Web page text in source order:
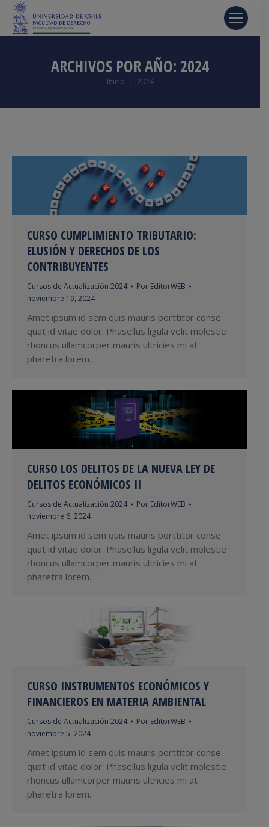
ARCHIVOS POR AÑO: 2024
Estás aquí:
Inicio 2024
CURSO CUMPLIMIENTO TRIBUTARIO:
ELUSIÓN Y DERECHOS DE LOS
CONTRIBUYENTES
Cursos de Actualización 2024 Por EditorWEB
noviembre 19, 2024
Amet ipsum id sem quis mauris porttitor conse
quat id vitae dolor. Phasellus ligula velit molestie
rhoncus ullamcorper mauris ultricies mi at
pharetra lorem.
CURSO LOS DELITOS DE LA NUEVA LEY DE
DELITOS ECONÓMICOS II
Cursos de Actualización 2024 Por EditorWEB
noviembre 6, 2024
Amet ipsum id sem quis mauris porttitor conse
quat id vitae dolor. Phasellus ligula velit molestie
rhoncus ullamcorper mauris ultricies mi at
pharetra lorem.
CURSO INSTRUMENTOS ECONÓMICOS Y
FINANCIEROS EN MATERIA AMBIENTAL
Cursos de Actualización 2024 Por EditorWEB
noviembre 5, 2024
Amet ipsum id sem quis mauris porttitor conse
quat id vitae dolor. Phasellus ligula velit molestie
rhoncus ullamcorper mauris ultricies mi at
pharetra lorem.